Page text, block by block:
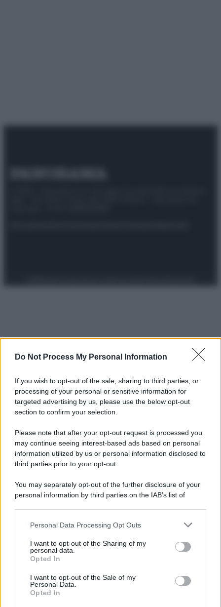
Do Not Process My Personal Information
If you wish to opt-out of the sale, sharing to third parties, or
processing of your personal or sensitive information for
targeted advertising by us, please use the below opt-out
section to confirm your selection.
Please note that after your opt-out request is processed you
may continue seeing interest-based ads based on personal
information utilized by us or personal information disclosed to
third parties prior to your opt-out.
You may separately opt-out of the further disclosure of your
personal information by third parties on the IAB’s list of
This information may also be disclosed by us to third parties
disclose it to other third parties.
Please note that this website/app uses one or more Google
services and may gather and store information including but
not limited to your visit or usage behaviour. You may click to
grant or deny consent to Google and its third-party tags to
Personal Data Processing Opt Outs
I want to opt-out of the Sharing of my
personal data.
Opted In
I want to opt-out of the Sale of my
Personal Data.
Opted In